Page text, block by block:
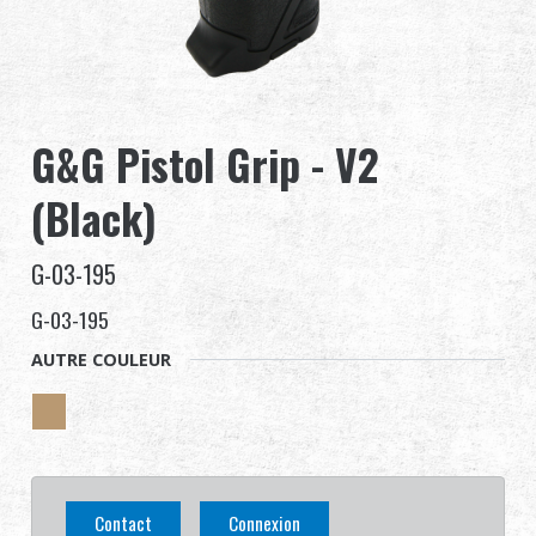
À propos de nous
Competitions & Event
Support
Se connecter
繁體中文 English (US)
Français 日本語
G&G Pistol Grip - V2
(Black)
G-03-195
G-03-195
AUTRE COULEUR
Contact Connexion